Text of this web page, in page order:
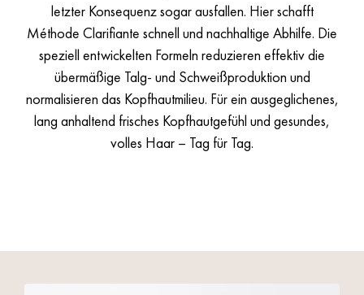
letzter Konsequenz sogar ausfallen. Hier schafft
Méthode Clarifiante schnell und nachhaltige Abhilfe. Die
speziell entwickelten Formeln reduzieren effektiv die
übermäßige Talg- und Schweißproduktion und
normalisieren das Kopfhautmilieu. Für ein ausgeglichenes,
lang anhaltend frisches Kopfhautgefühl und gesundes,
volles Haar – Tag für Tag.